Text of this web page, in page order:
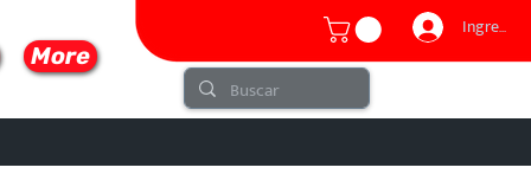
More
Ingresar